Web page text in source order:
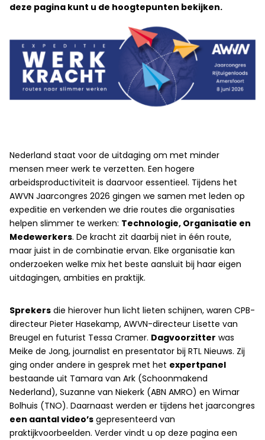
deze pagina kunt u de hoogtepunten bekijken.
Nederland staat voor de uitdaging om met minder
mensen meer werk te verzetten. Een hogere
arbeidsproductiviteit is daarvoor essentieel. Tijdens het
AWVN Jaarcongres 2026 gingen we samen met leden op
expeditie en verkenden we drie routes die organisaties
helpen slimmer te werken: Technologie, Organisatie en
Medewerkers. De kracht zit daarbij niet in één route,
maar juist in de combinatie ervan. Elke organisatie kan
onderzoeken welke mix het beste aansluit bij haar eigen
uitdagingen, ambities en praktijk.
Sprekers die hierover hun licht lieten schijnen, waren CPB-
directeur Pieter Hasekamp, AWVN-directeur Lisette van
Breugel en futurist Tessa Cramer. Dagvoorzitter was
Meike de Jong, journalist en presentator bij RTL Nieuws. Zij
ging onder andere in gesprek met het expertpanel
bestaande uit Tamara van Ark (Schoonmakend
Nederland), Suzanne van Niekerk (ABN AMRO) en Wimar
Bolhuis (TNO). Daarnaast werden er tijdens het jaarcongres
een aantal video’s gepresenteerd van
praktijkvoorbeelden. Verder vindt u op deze pagina een